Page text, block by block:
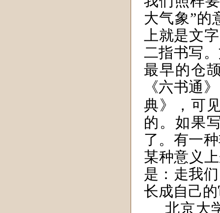
大气象”的
上就是文
二指书写
最早的仓
《六书通
典》，可
的。如果
了。有一
某种意义
是：走我
长成自己
北京大